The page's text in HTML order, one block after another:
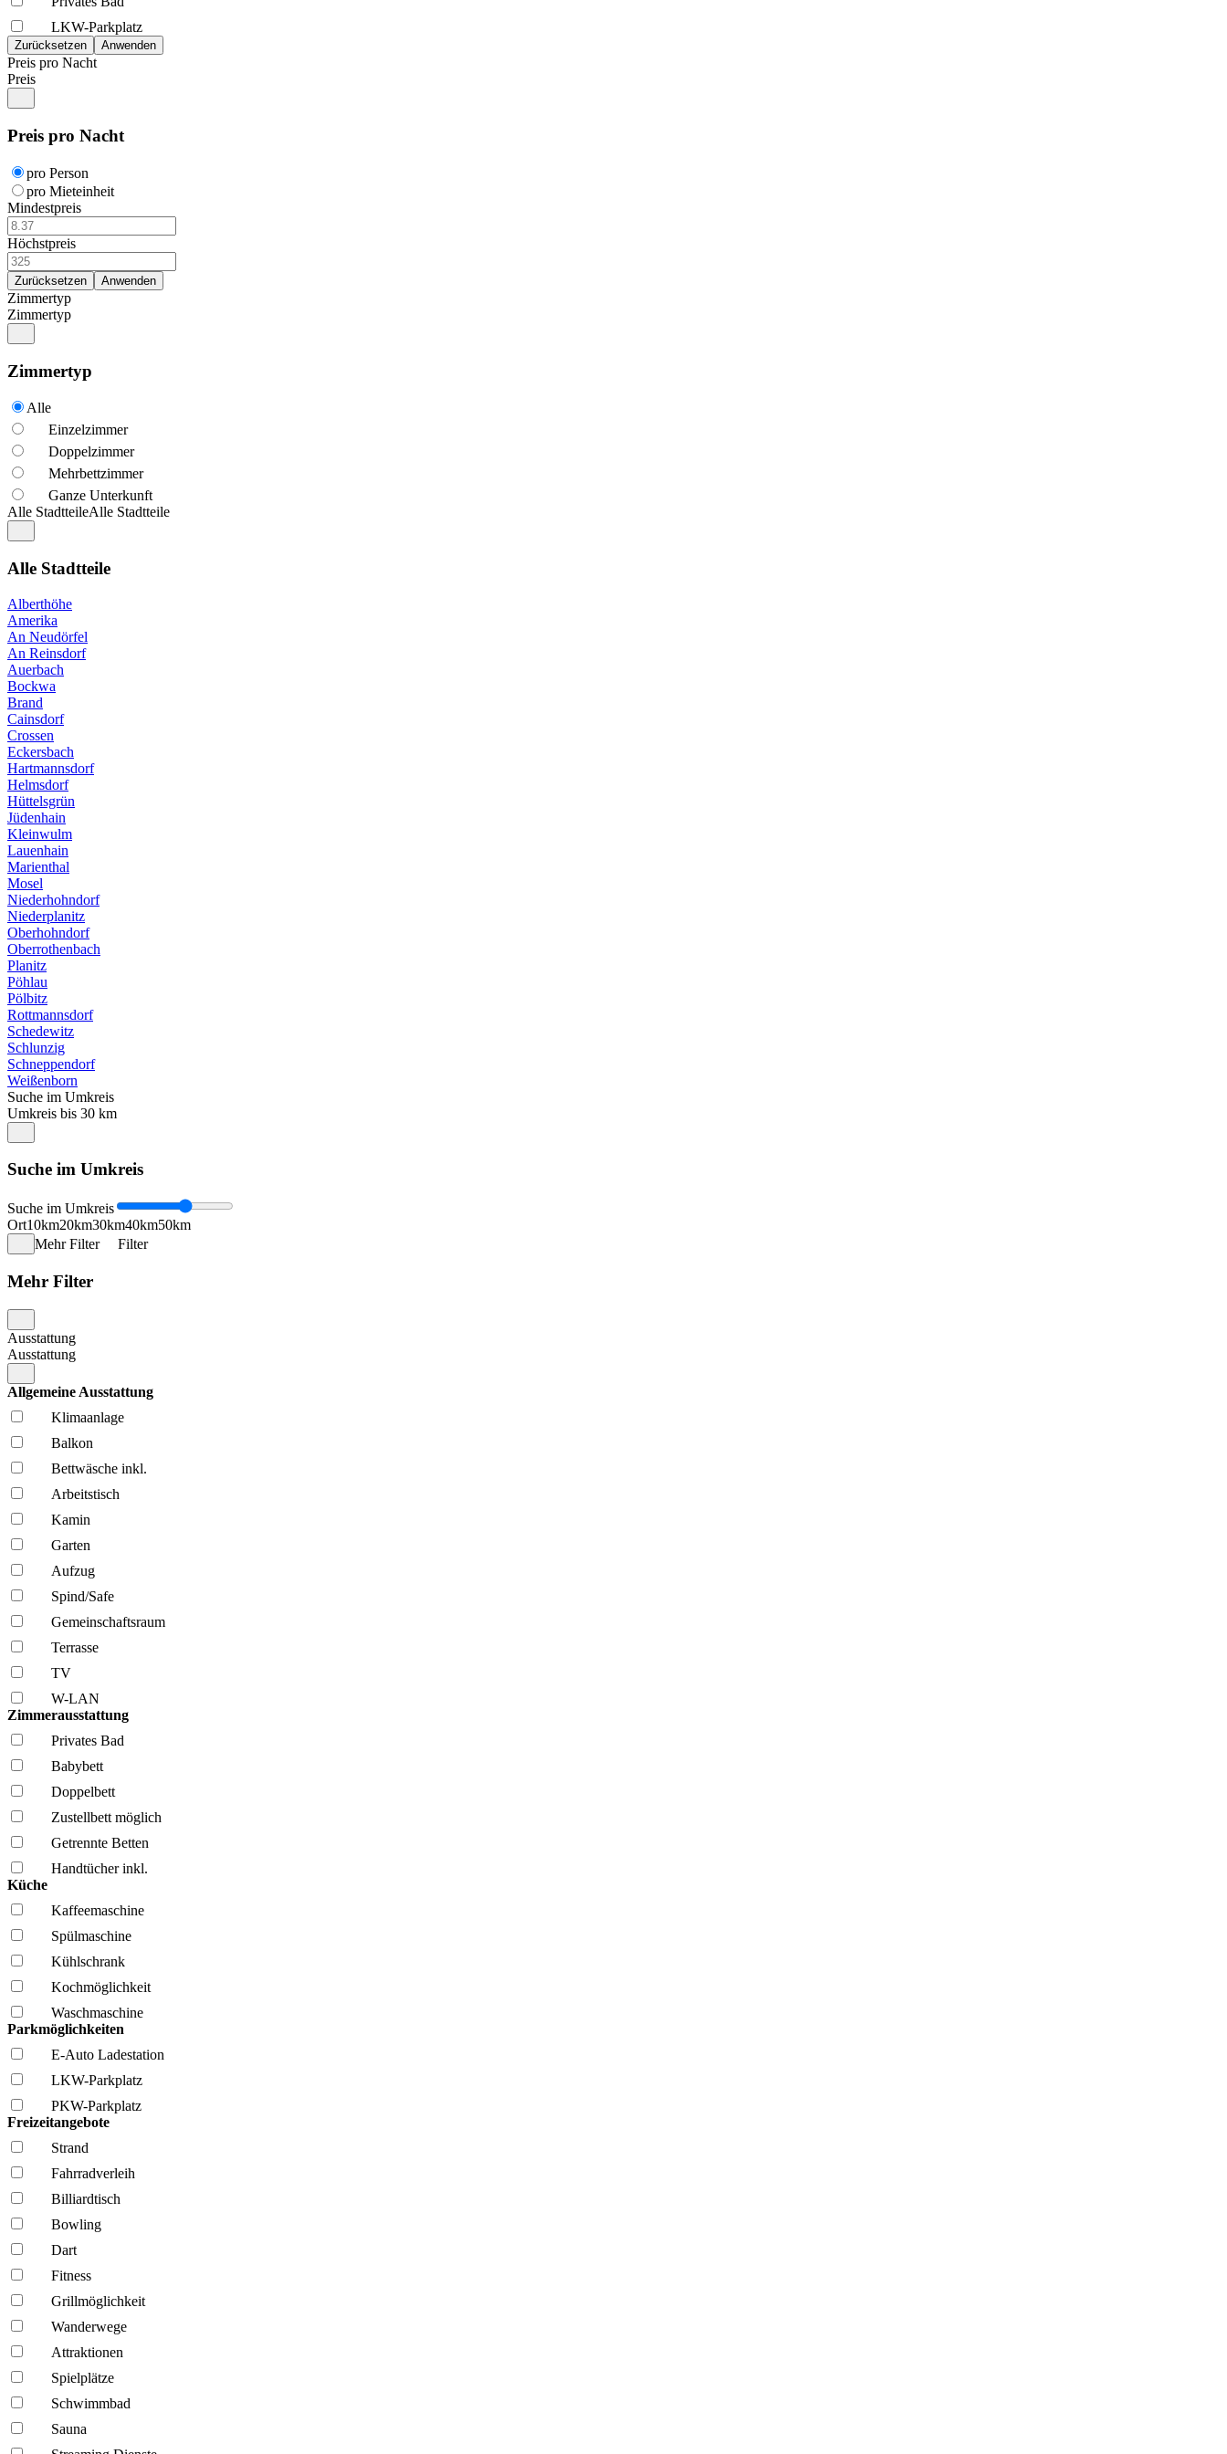
LKW-Parkplatz
Preis pro Nacht
Preis
Preis pro Nacht
pro Person
pro Mieteinheit
Mindestpreis
Höchstpreis
Zimmertyp
Zimmertyp
Zimmertyp
Alle
Einzelzimmer
Doppelzimmer
Mehrbettzimmer
Ganze Unterkunft
Alle StadtteileAlle Stadtteile
Alle Stadtteile
Alberthöhe
Amerika
An Neudörfel
An Reinsdorf
Auerbach
Bockwa
Brand
Cainsdorf
Crossen
Eckersbach
Hartmannsdorf
Helmsdorf
Hüttelsgrün
Jüdenhain
Kleinwulm
Lauenhain
Marienthal
Mosel
Niederhohndorf
Niederplanitz
Oberhohndorf
Oberrothenbach
Planitz
Pöhlau
Pölbitz
Rottmannsdorf
Schedewitz
Schlunzig
Schneppendorf
Weißenborn
Suche im Umkreis
Umkreis bis 30 km
Suche im Umkreis
Suche im Umkreis
Ort10km20km30km40km50km
Mehr Filter
Filter
Mehr Filter
Ausstattung
Ausstattung
Allgemeine Ausstattung
Klima­anlage
Balkon
Bettwäsche inkl.
Arbeitstisch
Kamin
Garten
Aufzug
Spind/Safe
Gemeinschafts­raum
Terrasse
TV
W-LAN
Zimmerausstattung
Privates Bad
Babybett
Doppelbett
Zustellbett möglich
Getrennte Betten
Handtücher inkl.
Küche
Kaffee­maschine
Spül­maschine
Kühl­schrank
Kochmöglich­keit
Wasch­maschine
Parkmöglichkeiten
E-Auto Ladestation
LKW-Parkplatz
PKW-Parkplatz
Freizeitangebote
Strand
Fahrrad­verleih
Billiardtisch
Bowling
Dart
Fitness
Grillmöglich­keit
Wanderwege
Attraktionen
Spielplätze
Schwimmbad
Sauna